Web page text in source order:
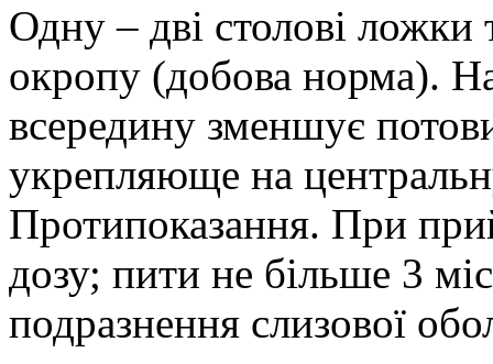
Одну – дві столові ложки
окропу (добова норма).
всередину зменшує
укрепляюще на
Протипоказання. При
дозу; пити не більше 3
подразнення слизової